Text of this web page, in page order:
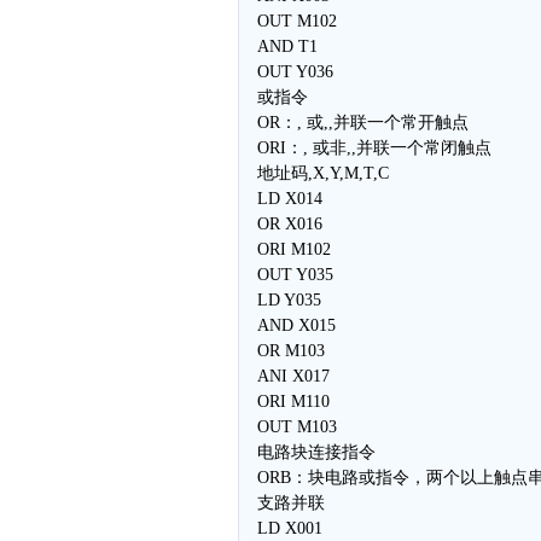
OUT M102
AND T1
OUT Y036
或指令
OR：, 或,,并联一个常开触点
ORI：, 或非,,并联一个常闭触点
地址码,X,Y,M,T,C
LD X014
OR X016
ORI M102
OUT Y035
LD Y035
AND X015
OR M103
ANI X017
ORI M110
OUT M103
电路块连接指令
ORB：块电路或指令，两个以上触点
支路并联
LD X001